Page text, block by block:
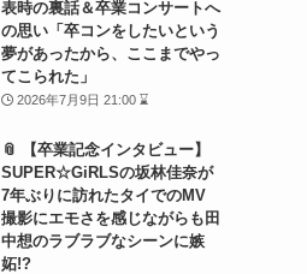
表時の裏話＆卒業コンサートへ
の思い「卒コンをしたいという
夢があったから、ここまでやっ
てこられた」
2026年7月9日 21:00 ⌛
📎 【卒業記念インタビュー】
SUPER☆GiRLSの坂林佳奈が
7年ぶりに訪れたタイでのMV
撮影にエモさを感じながらも田
中想のラブラブなシーンに嫉
妬!?